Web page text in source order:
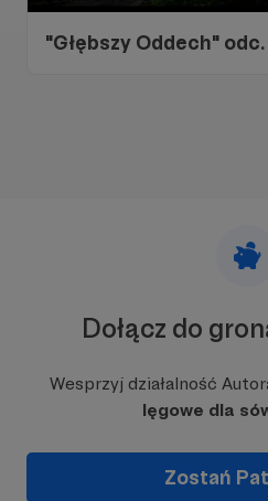
"Głębszy Oddech" odc.
Dołącz do
Wesprzyj działalność
lęgowe dla
Zostań